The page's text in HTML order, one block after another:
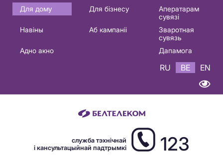
Основная
навигация
Для дому Для бізнесу
Аператарам
сувязі
Навіны
Аб кампаніі
Зваротная
сувязь
Адно акно
Дапамога
RU BE EN
служба тэхнічнай
і кансультацыйнай падтрымкі
123